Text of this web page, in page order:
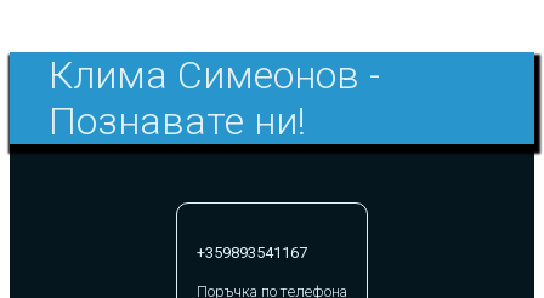
Клима Симеонов -
Познавате ни!
+359893541167
Поръчка по телефона